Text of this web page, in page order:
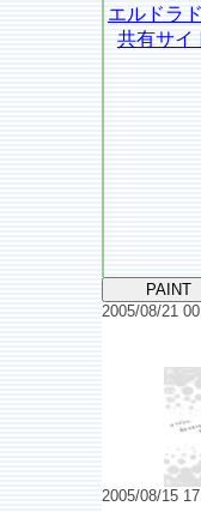
エルドラ
共有サイ
2005/08/21
2005/08/15